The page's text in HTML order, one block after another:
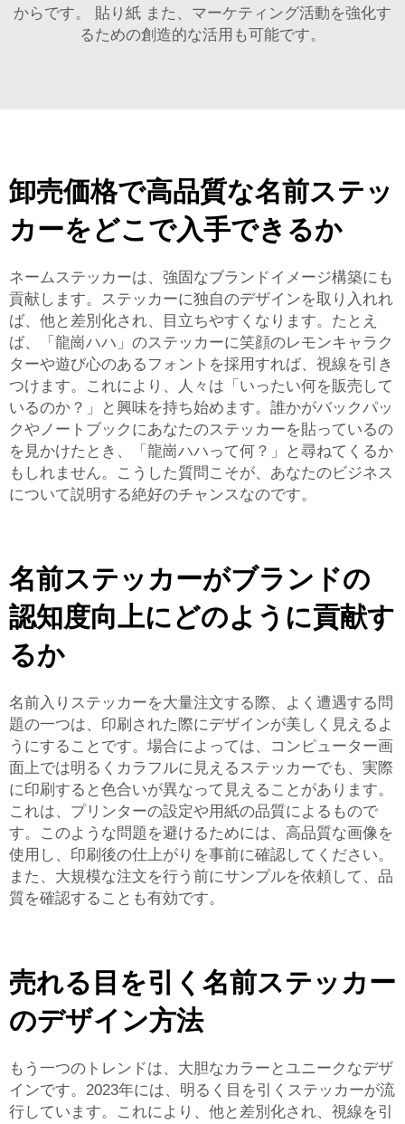
からです。 貼り紙 また、マーケティング活動を強化す
るための創造的な活用も可能です。
卸売価格で高品質な名前ステッ
カーをどこで入手できるか
ネームステッカーは、強固なブランドイメージ構築にも
貢献します。ステッカーに独自のデザインを取り入れれ
ば、他と差別化され、目立ちやすくなります。たとえ
ば、「龍崗ハハ」のステッカーに笑顔のレモンキャラク
ターや遊び心のあるフォントを採用すれば、視線を引き
つけます。これにより、人々は「いったい何を販売して
いるのか？」と興味を持ち始めます。誰かがバックパッ
クやノートブックにあなたのステッカーを貼っているの
を見かけたとき、「龍崗ハハって何？」と尋ねてくるか
もしれません。こうした質問こそが、あなたのビジネス
について説明する絶好のチャンスなのです。
名前ステッカーがブランドの
認知度向上にどのように貢献す
るか
名前入りステッカーを大量注文する際、よく遭遇する問
題の一つは、印刷された際にデザインが美しく見えるよ
うにすることです。場合によっては、コンピューター画
面上では明るくカラフルに見えるステッカーでも、実際
に印刷すると色合いが異なって見えることがあります。
これは、プリンターの設定や用紙の品質によるもので
す。このような問題を避けるためには、高品質な画像を
使用し、印刷後の仕上がりを事前に確認してください。
また、大規模な注文を行う前にサンプルを依頼して、品
質を確認することも有効です。
売れる目を引く名前ステッカー
のデザイン方法
もう一つのトレンドは、大胆なカラーとユニークなデザ
インです。2023年には、明るく目を引くステッカーが流
行しています。これにより、他と差別化され、視線を引